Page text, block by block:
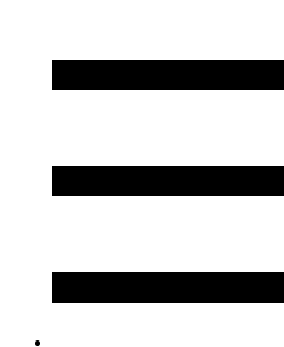
Kolarz (Австрия)
LogicPower (Украина)